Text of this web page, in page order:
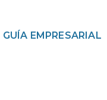
GUÍA EMPRESARIAL